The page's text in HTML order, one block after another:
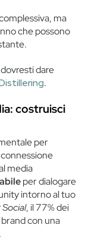
ma
che possono
dare
.
costruisci
per
media
per dialogare
intorno al tuo
, il 77% dei
con una